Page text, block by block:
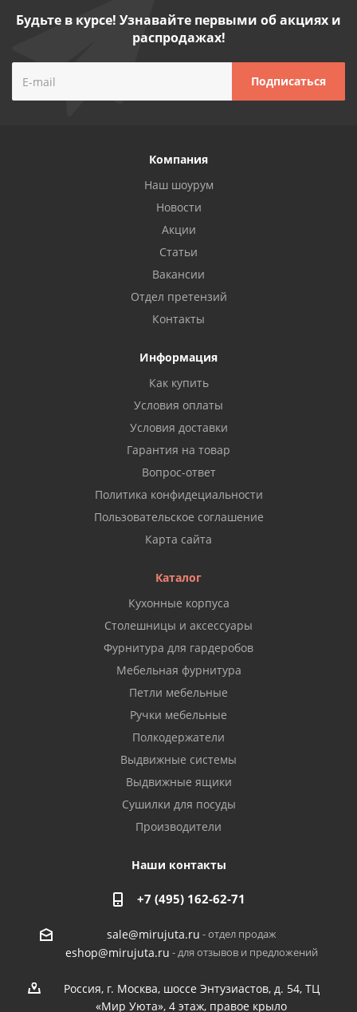
Будьте в курсе! Узнавайте первыми об акциях и
распродажах!
Компания
Наш шоурум
Новости
Акции
Статьи
Вакансии
Отдел претензий
Контакты
Информация
Как купить
Условия оплаты
Условия доставки
Гарантия на товар
Вопрос-ответ
Политика конфидециальности
Пользовательское соглашение
Карта сайта
Каталог
Кухонные корпуса
Столешницы и аксессуары
Фурнитура для гардеробов
Мебельная фурнитура
Петли мебельные
Ручки мебельные
Полкодержатели
Выдвижные системы
Выдвижные ящики
Сушилки для посуды
Производители
Наши контакты
+7 (495) 162-62-71
sale@mirujuta.ru - отдел продаж
eshop@mirujuta.ru - для отзывов и предложений
Россия, г. Москва, шоссе Энтузиастов, д. 54, ТЦ
«Мир Уюта», 4 этаж, правое крыло